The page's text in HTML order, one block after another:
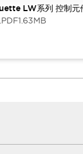
LW系列 控制元
.PDF1.63MB